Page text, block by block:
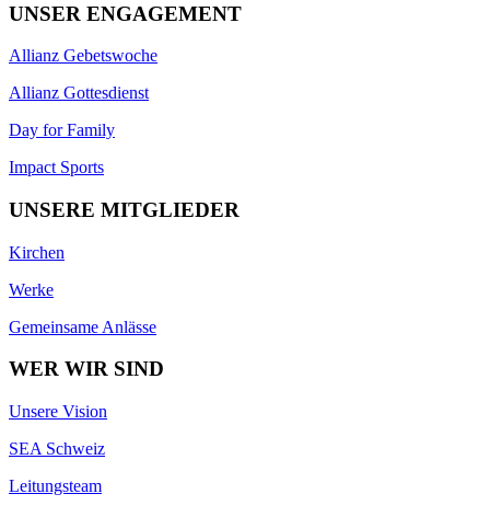
UNSER ENGAGEMENT
Allianz Gebetswoche
Allianz Gottesdienst
Day for Family
Impact Sports
UNSERE MITGLIEDER
Kirchen
Werke
Gemeinsame Anlässe
WER WIR SIND
Unsere Vision
SEA Schweiz
Leitungsteam